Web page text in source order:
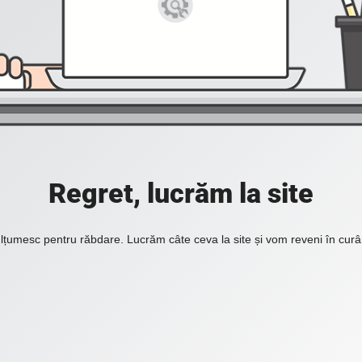
Regret, lucrăm la site
pentru răbdare. Lucrăm câte ceva la site și vom reveni în